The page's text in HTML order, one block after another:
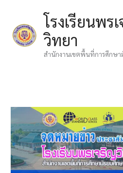
content
โรงเรียนพร
วิทยา
สำนักงานเขตพื้นที่การศึกษ